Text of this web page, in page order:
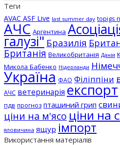
Теги
AVAC ASF Live last summer day topigs
АЧС Аргентина
галузі" Бразилія
Британія Великобританія Данія
Микола Бабенко Нідерланди
Україна ФАО Філіппіни
АЧС ветеринарія експорт
пдв прогноз пташиний грип
ціни на м'ясо ціни на
яловичина ящур імпорт
Використання матеріалів